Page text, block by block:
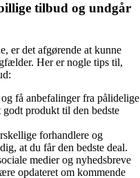
tilbud og undgår
er det afgørende at kunne
Her er nogle tips til,
få anbefalinger fra pålidelige
produkt til den bedste
forhandlere og
at du får den bedste deal.
medier og nyhedsbreve
opdateret om kommende